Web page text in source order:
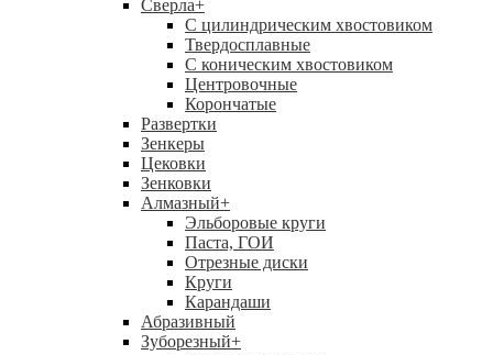
Сверла+
С цилиндрическим хвостовиком
Твердосплавные
С коническим хвостовиком
Центровочные
Корончатые
Развертки
Зенкеры
Цековки
Зенковки
Алмазный+
Эльборовые круги
Паста, ГОИ
Отрезные диски
Круги
Карандаши
Абразивный
Зуборезный+